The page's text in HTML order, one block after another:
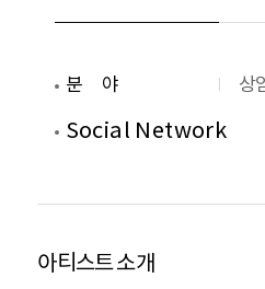
분야 상
Social Network
아티스트 소개